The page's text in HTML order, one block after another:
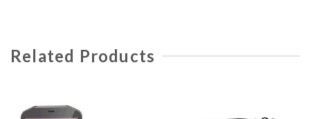
Related Products